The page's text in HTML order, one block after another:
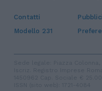
Contatti
Modello 231